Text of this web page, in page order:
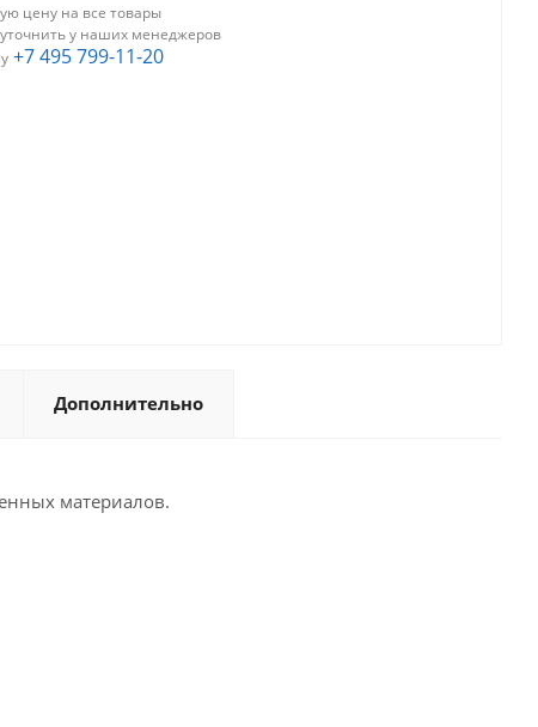
цену на все товары
у наших менеджеров
+7 495 799-11-20
Дополнительно
материалов.